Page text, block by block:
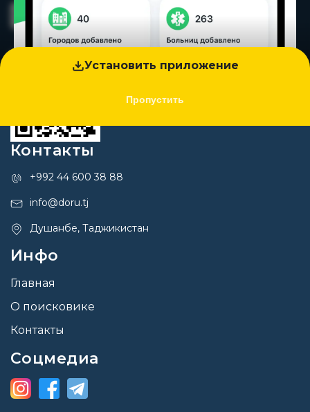
Установить приложение
Пропустить
Контакты
+992 44 600 38 88
info@doru.tj
Душанбе, Таджикистан
Инфо
Главная
О поисковике
Контакты
Соцмедиа